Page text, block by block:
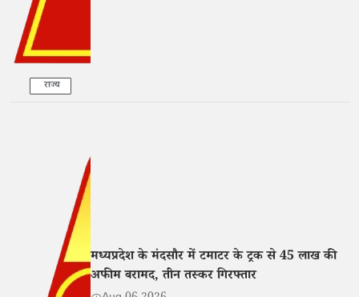
राज्य
मध्यप्रदेश के मंदसौर में टमाटर के ट्रक से 45 लाख की
अफीम बरामद, तीन तस्कर गिरफ्तार